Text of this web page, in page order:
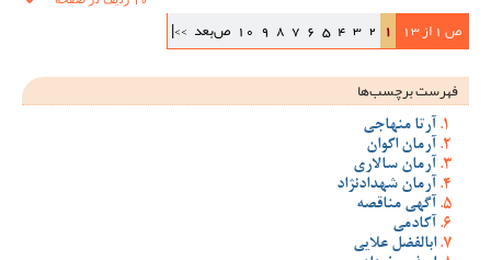
ص 1 از 13 1
2
3
4
5
6
7
8
9
10 ص‌بعد >>|
فهرست برچسب‌ها
آرتا منهاجی
آرمان اکوان
آرمان سالاری
آرمان شهدادنژاد
آگهی مناقصه
آکادمی
ابالفضل علایی